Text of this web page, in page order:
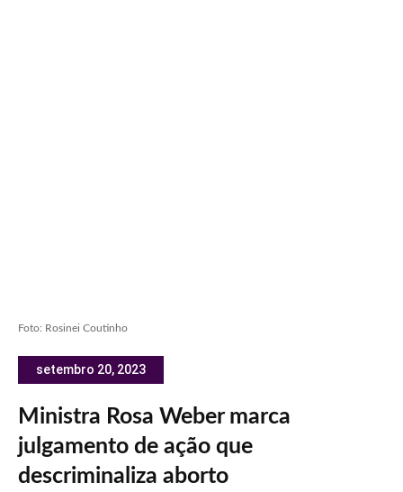
Foto: Rosinei Coutinho
setembro 20, 2023
Ministra Rosa Weber marca
julgamento de ação que
descriminaliza aborto